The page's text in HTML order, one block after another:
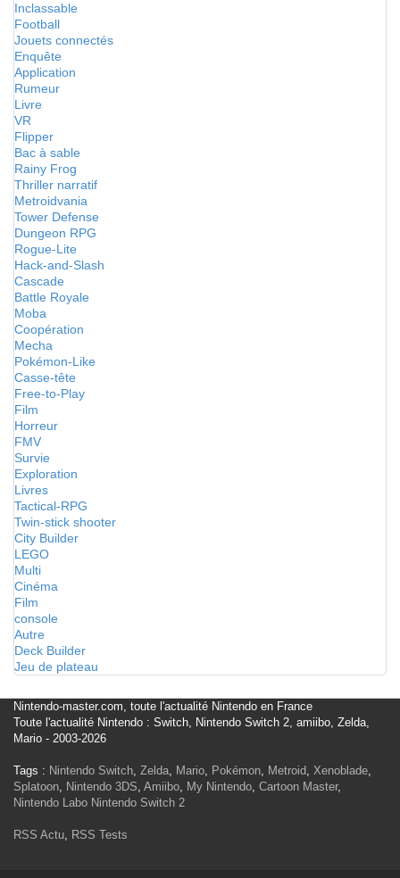
Inclassable
Football
Jouets connectés
Enquête
Application
Rumeur
Livre
VR
Flipper
Bac à sable
Rainy Frog
Thriller narratif
Metroidvania
Tower Defense
Dungeon RPG
Rogue-Lite
Hack-and-Slash
Cascade
Battle Royale
Moba
Coopération
Mecha
Pokémon-Like
Casse-tête
Free-to-Play
Film
Horreur
FMV
Survie
Exploration
Livres
Tactical-RPG
Twin-stick shooter
City Builder
LEGO
Multi
Cinéma
Film
console
Autre
Deck Builder
Jeu de plateau
Nintendo-master.com, toute l'actualité Nintendo en France
Toute l'actualité Nintendo : Switch, Nintendo Switch 2, amiibo, Zelda,
Mario - 2003-2026
Tags : Nintendo Switch, Zelda, Mario, Pokémon, Metroid, Xenoblade,
Splatoon, Nintendo 3DS, Amiibo, My Nintendo, Cartoon Master,
Nintendo Labo Nintendo Switch 2
RSS Actu, RSS Tests